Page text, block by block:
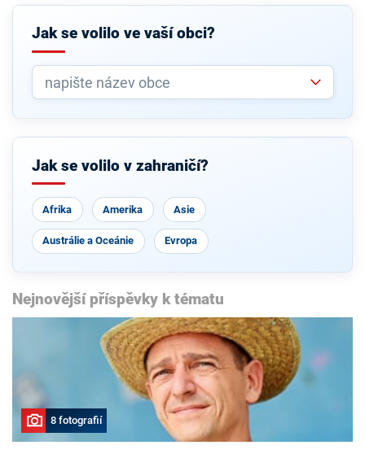
Jak se volilo ve vaší obci?
Jak se volilo v zahraničí?
Afrika Amerika Asie
Austrálie a Oceánie Evropa
Nejnovější příspěvky k tématu
8 fotografií